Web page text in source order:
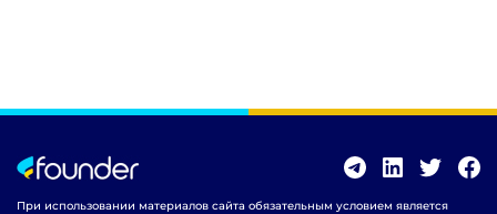
При использовании материалов сайта обязательным условием является